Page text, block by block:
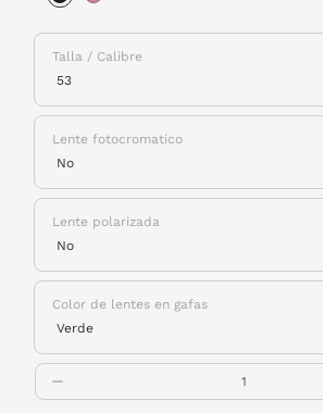
Talla / Calibre
Lente fotocromatico
Lente polarizada
Color de lentes en gafas